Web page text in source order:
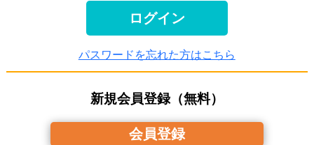
パスワードを忘れた方はこちら
新規会員登録（無料）
会員登録